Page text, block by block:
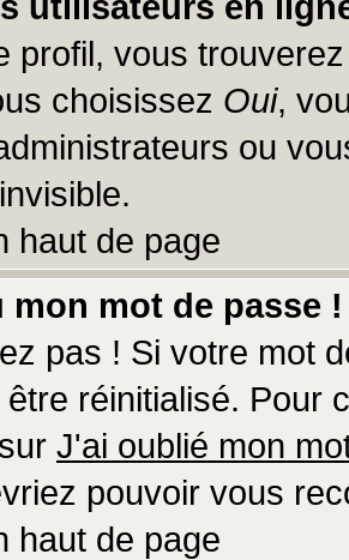
profil, vous
choisissez Oui,
ou
haut de page
mon mot de passe !
pas ! Si votre mot
réinitialisé. Pour
J'ai oublié mon
pouvoir vous
haut de page